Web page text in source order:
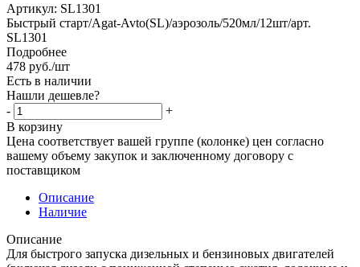
Артикул: SL1301
Быстрый старт/Agat-Avto(SL)/аэрозоль/520мл/12шт/арт.
SL1301
Подробнее
478 руб./шт
Есть в наличии
Нашли дешевле?
-
+
В корзину
Цена соответствует вашей группе (колонке) цен согласно
вашему объему закупок и заключенному договору с
поставщиком
Описание
Наличие
Описание
Для быстрого запуска дизельных и бензиновых двигателей